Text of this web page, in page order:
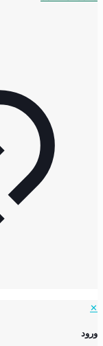
✕
ورود